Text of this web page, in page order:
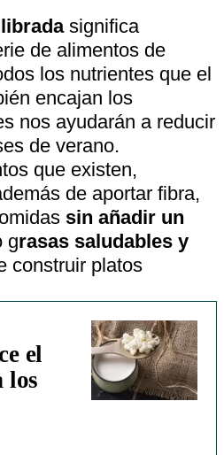
significa
de alimentos de
los nutrientes que el
encajan los
nos ayudarán a reducir
de verano.
que existen,
de aportar fibra,
sin añadir un
grasas saludables y
construir platos
el
los